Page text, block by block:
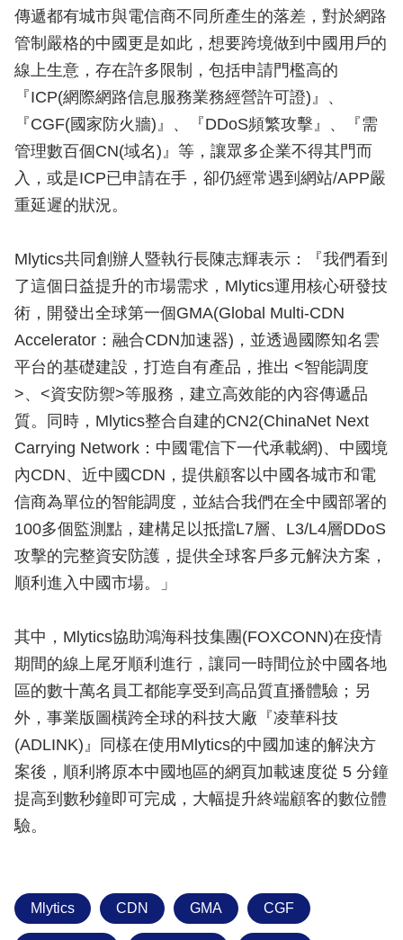
傳遞都有城市與電信商不同所產生的落差，對於網路
管制嚴格的中國更是如此，想要跨境做到中國用戶的
線上生意，存在許多限制，包括申請門檻高的
『ICP(網際網路信息服務業務經營許可證)』、
『CGF(國家防火牆)』、『DDoS頻繁攻擊』、『需
管理數百個CN(域名)』等，讓眾多企業不得其門而
入，或是ICP已申請在手，卻仍經常遇到網站/APP嚴
重延遲的狀況。
Mlytics共同創辦人暨執行長陳志輝表示：『我們看到
了這個日益提升的市場需求，Mlytics運用核心研發技
術，開發出全球第一個GMA(Global Multi-CDN
Accelerator：融合CDN加速器)，並透過國際知名雲
平台的基礎建設，打造自有產品，推出 <智能調度
>、<資安防禦>等服務，建立高效能的內容傳遞品
質。同時，Mlytics整合自建的CN2(ChinaNet Next
Carrying Network：中國電信下一代承載網)、中國境
內CDN、近中國CDN，提供顧客以中國各城市和電
信商為單位的智能調度，並結合我們在全中國部署的
100多個監測點，建構足以抵擋L7層、L3/L4層DDoS
攻擊的完整資安防護，提供全球客戶多元解決方案，
順利進入中國市場。」
其中，Mlytics協助鴻海科技集團(FOXCONN)在疫情
期間的線上尾牙順利進行，讓同一時間位於中國各地
區的數十萬名員工都能享受到高品質直播體驗；另
外，事業版圖橫跨全球的科技大廠『凌華科技
(ADLINK)』同樣在使用Mlytics的中國加速的解決方
案後，順利將原本中國地區的網頁加載速度從 5 分鐘
提高到數秒鐘即可完成，大幅提升終端顧客的數位體
驗。
Mlytics CDN GMA CGF